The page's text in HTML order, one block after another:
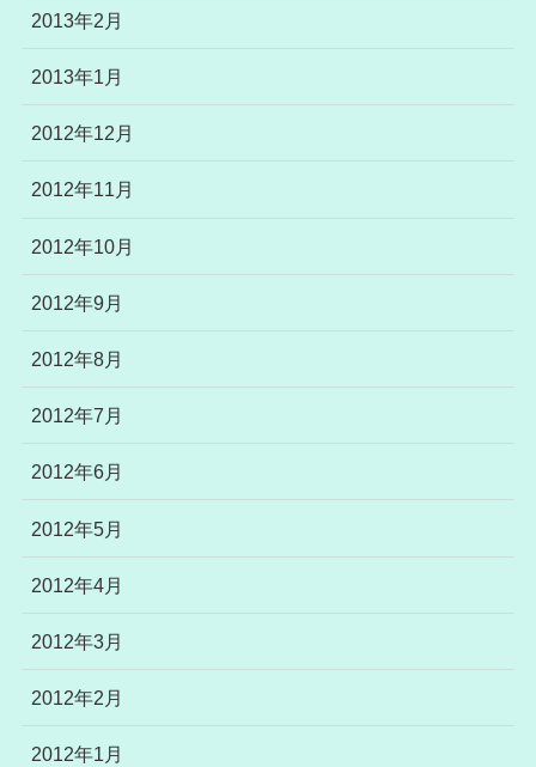
2013年2月
2013年1月
2012年12月
2012年11月
2012年10月
2012年9月
2012年8月
2012年7月
2012年6月
2012年5月
2012年4月
2012年3月
2012年2月
2012年1月